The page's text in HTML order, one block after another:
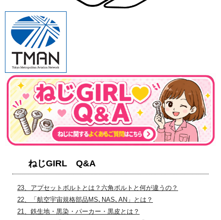
ねじGIRL Q&A
23、アプセットボルトとは？六角ボルトと何が違うの？
22、「航空宇宙規格部品MS､NAS､AN」とは？
21、鉄生地・黒染・パーカー・黒皮とは？